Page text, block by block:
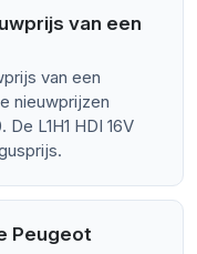
van een
van een
nieuwprijzen
L1H1 HDI 16V
Peugeot